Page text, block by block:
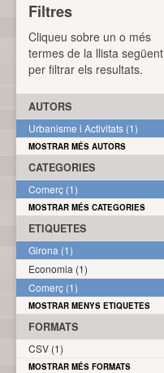
Filtres
Cliqueu sobre un o més
termes de la llista següent
per filtrar els resultats.
AUTORS
Urbanisme i Activitats (1)
MOSTRAR MÉS AUTORS
CATEGORIES
Comerç (1)
MOSTRAR MÉS CATEGORIES
ETIQUETES
Girona (1)
Economia (1)
Comerç (1)
MOSTRAR MENYS ETIQUETES
FORMATS
CSV (1)
MOSTRAR MÉS FORMATS